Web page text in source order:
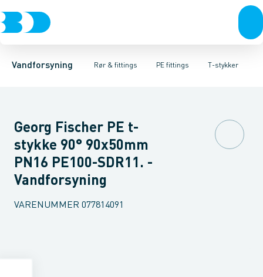
Vandforsyning Rør & fittings
Rør & fittingsKoblinger & anboringerMuffer, klemmer &
PE fittings
PE rørPE EL fittingsPE fittings Duktiljern fittingsT-stykker
Vinkler 90gr.Vinkler 60gr.Vinkler 45gr.Vinkler 30gr.Vinkler
Georg Fischer PE t-
stykke 90° 90x50mm
PN16 PE100-SDR11. -
Vandforsyning
VARENUMMER 077814091